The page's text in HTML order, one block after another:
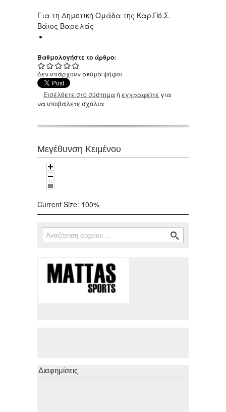
Για τη Δημοτική Ομάδα της Καρ.Πό.Σ.
Βάιος Βαρελάς
Βαθμολογήστε το άρθρο:
Δεν υπάρχουν ακόμα ψήφοι
Εισέλθετε στο σύστημαή εγγραφείτε για
να υποβάλετε σχόλια
Μεγέθυνση Κειμένου
Current Size: 100%
Φόρμα αναζήτησης
Αναζήτηση
Διαφημίσεις